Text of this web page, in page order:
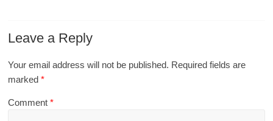
Leave a Reply
Your email address will not be published. Required fields are
marked*
Comment*